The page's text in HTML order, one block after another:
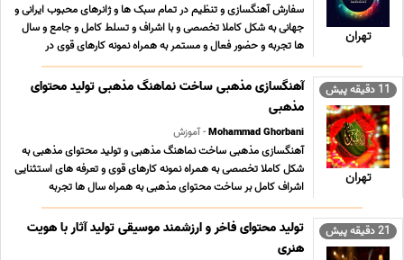
تهران
سفارش آهنگسازی و تنظیم در تمام سبک ها و ژانرهای محبوب ایرانی و
جهانی به شکل کاملا تخصصی و با اشراف و تسلط کامل و جامع و سال
ها تجربه و حضور فعال و مستمر به همراه نمونه کارهای قوی در
سبکهای مختلف و تعرفه های بسیار مناسب ؛ استثنایی و حداقلی تولید
محتوای فاخر و ارزشمند موسیقی کلیه ... ...
11 دقیقه پیش
تهران
آهنگسازی مذهبی ساخت نماهنگ مذهبی تولید محتوای
مذهبی
Mohammad Ghorbani- آموزش
آهنگسازی مذهبی ساخت نماهنگ مذهبی و تولید محتوای مذهبی به
شکل کاملا تخصصی به همراه نمونه کارهای قوی و تعرفه های استثنایی
اشراف کامل بر ساخت محتوای مذهبی به همراه سال ها تجربه
09196065003 پیام رسان های فعال همین خط تلگرام روبیکا ایتا بله
سروش در صورت تمایل به ارتباط از طریق آیدی ... ...
21 دقیقه پیش
تولید محتوای فاخر و ارزشمند موسیقی تولید آثار با هویت
هنری